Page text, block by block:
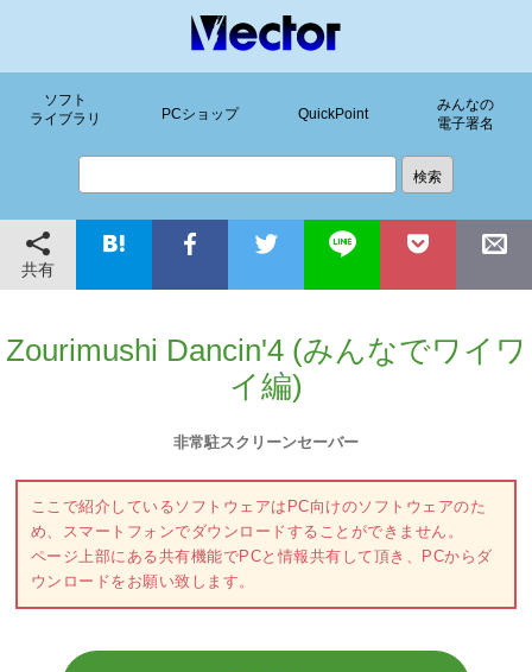
ソフト
ライブラリ
PCショップ QuickPoint
みんなの
電子署名
共有
Zourimushi Dancin'4 (みんなでワイワ
イ編)
非常駐スクリーンセーバー
ここで紹介しているソフトウェアはPC向けのソフトウェアのた
め、スマートフォンでダウンロードすることができません。
ページ上部にある共有機能でPCと情報共有して頂き、PCからダ
ウンロードをお願い致します。